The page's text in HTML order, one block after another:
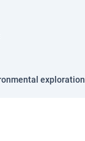
exploration